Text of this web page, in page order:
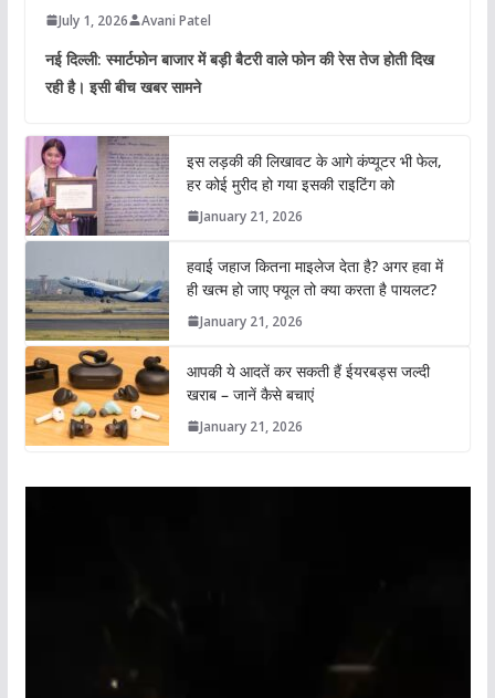
July 1, 2026 Avani Patel
नई दिल्ली: स्मार्टफोन बाजार में बड़ी बैटरी वाले फोन की रेस तेज होती दिख
रही है। इसी बीच खबर सामने
इस लड़की की लिखावट के आगे कंप्यूटर भी फेल,
हर कोई मुरीद हो गया इसकी राइटिंग को
January 21, 2026
हवाई जहाज कितना माइलेज देता है? अगर हवा में
ही खत्म हो जाए फ्यूल तो क्या करता है पायलट?
January 21, 2026
आपकी ये आदतें कर सकती हैं ईयरबड्स जल्दी
खराब – जानें कैसे बचाएं
January 21, 2026